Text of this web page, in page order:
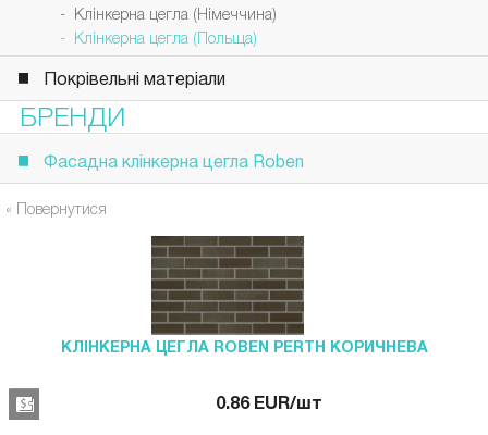
- Клінкерна цегла (Німеччина)
- Клінкерна цегла (Польща)
Покрівельні матеріали
БРЕНДИ
Фасадна клінкерна цегла Roben
« Повернутися
КЛІНКЕРНА ЦЕГЛА ROBEN PERTH КОРИЧНЕВА
0.86 EUR/шт